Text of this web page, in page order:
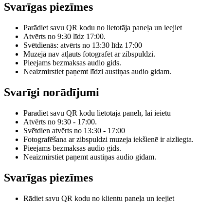
Svarīgas piezīmes
Parādiet savu QR kodu no lietotāja paneļa un ieejiet
Atvērts no 9:30 līdz 17:00.
Svētdienās: atvērts no 13:30 līdz 17:00
Muzejā nav atļauts fotografēt ar zibspuldzi.
Pieejams bezmaksas audio gids.
Neaizmirstiet paņemt līdzi austiņas audio gidam.
Svarīgi norādījumi
Parādiet savu QR kodu lietotāja panelī, lai ieietu
Atvērts no 9:30 - 17:00.
Svētdien atvērts no 13:30 - 17:00
Fotografēšana ar zibspuldzi muzeja iekšienē ir aizliegta.
Pieejams bezmaksas audio gids.
Neaizmirstiet paņemt austiņas audio gidam.
Svarīgas piezīmes
Rādiet savu QR kodu no klientu paneļa un ieejiet